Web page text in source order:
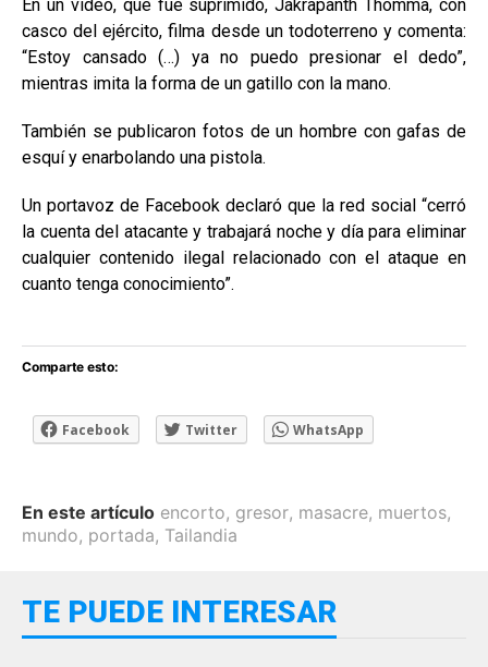
En un video, que fue suprimido, Jakrapanth Thomma, con
casco del ejército, filma desde un todoterreno y comenta:
“Estoy cansado (…) ya no puedo presionar el dedo”,
mientras imita la forma de un gatillo con la mano.
También se publicaron fotos de un hombre con gafas de
esquí y enarbolando una pistola.
Un portavoz de Facebook declaró que la red social “cerró
la cuenta del atacante y trabajará noche y día para eliminar
cualquier contenido ilegal relacionado con el ataque en
cuanto tenga conocimiento”.
Comparte esto:
Facebook Twitter WhatsApp
En este artículo encorto, gresor, masacre, muertos,
mundo, portada, Tailandia
TE PUEDE INTERESAR